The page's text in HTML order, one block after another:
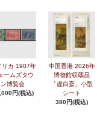
リカ 1907年
ームズタウ
ン博覧会
円(税込)
中国香港 2026年
博物館収蔵品
「虚白斎」小型
シート
380円(税込)